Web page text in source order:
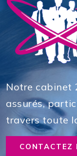
Notre cabinet
assurés,
travers toute
CONTACTEZ